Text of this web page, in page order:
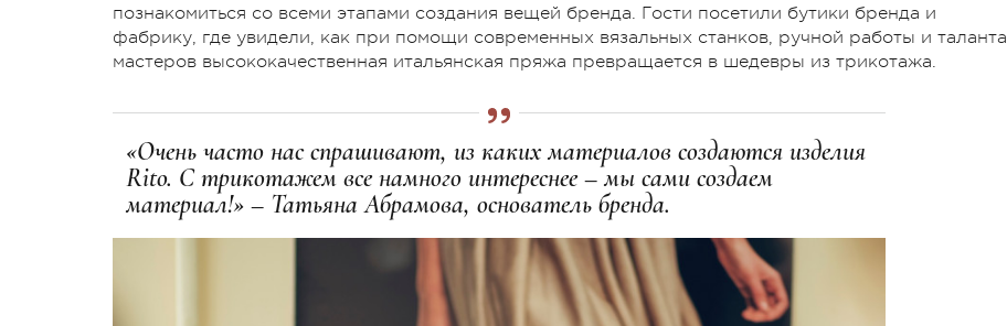
познакомиться со всеми этапами создания вещей бренда. Гости посетили бутики бренда и
фабрику, где увидели, как при помощи современных вязальных станков, ручной работы и таланта
мастеров высококачественная итальянская пряжа превращается в шедевры из трикотажа.
«Очень часто нас спрашивают, из каких материалов создаются изделия
Rito. С трикотажем все намного интереснее – мы сами создаем
материал!» – Татьяна Абрамова, основатель бренда.